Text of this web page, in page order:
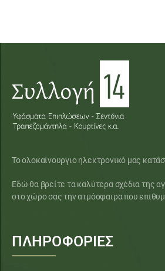
Το ολοκαίνουργιο ηλεκτρονικό μας
Εδώ θα βρείτε τα καλύτερα σχέδια της
στο χώρο σας την ατμόσφαιρα που
ΠΛΗΡΟΦΟΡΙΕΣ